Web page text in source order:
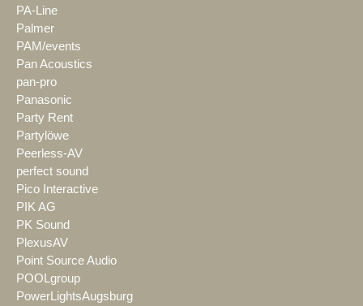
PA-Line
Palmer
PAM/events
Pan Acoustics
pan-pro
Panasonic
Party Rent
Partylöwe
Peerless-AV
perfect sound
Pico Interactive
PIK AG
PK Sound
PlexusAV
Point Source Audio
POOLgroup
PowerLightsAugsburg